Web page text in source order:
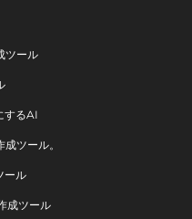
ツール
するAI
ツール。
ール
成ツール